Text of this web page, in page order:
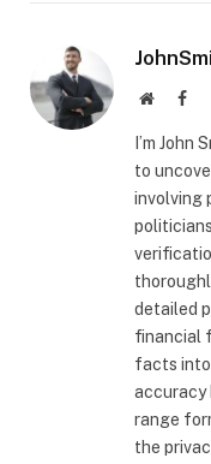
Website
I’m John
to
involving
detailed
financial
facts into
accuracy
range
the